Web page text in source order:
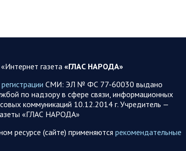
газета«ГЛАС НАРОДА»
СМИ: ЭЛ № ФС 77-60030 выдано
по надзору в сфере связи, информационных
коммуникаций 10.12.2014 г. Учредитель —
«ГЛАС НАРОДА»
ресурсе (сайте) применяются рекомендательные